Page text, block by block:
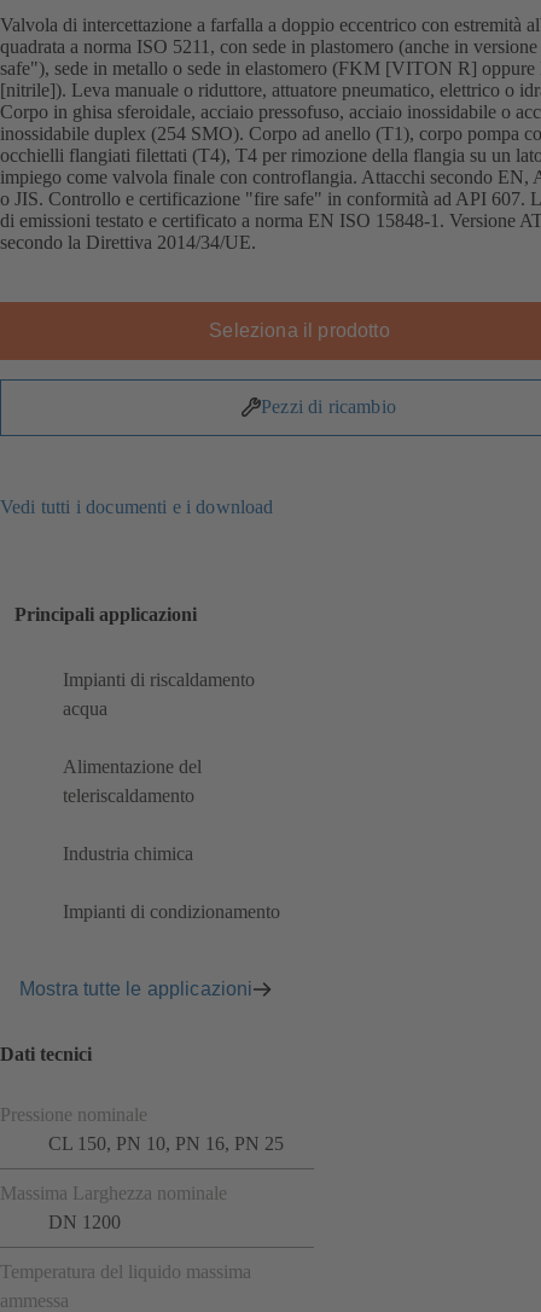
Valvola di intercettazione a farfalla a doppio eccentrico con estremità
quadrata a norma ISO 5211, con sede in plastomero (anche in
safe"), sede in metallo o sede in elastomero (FKM [VITON R]
[nitrile]). Leva manuale o riduttore, attuatore pneumatico, elettrico o
Corpo in ghisa sferoidale, acciaio pressofuso, acciaio inossidabile o
inossidabile duplex (254 SMO). Corpo ad anello (T1), corpo pompa
occhielli flangiati filettati (T4), T4 per rimozione della flangia su un
impiego come valvola finale con controflangia. Attacchi secondo EN,
o JIS. Controllo e certificazione "fire safe" in conformità ad API 607.
di emissioni testato e certificato a norma EN ISO 15848-1. Versione
secondo la Direttiva 2014/34/UE.
Seleziona il prodotto
Pezzi di ricambio
Vedi tutti i documenti e i download
Principali applicazioni
Impianti di riscaldamento
acqua
Alimentazione del
teleriscaldamento
Industria chimica
Impianti di condizionamento
Mostra tutte le applicazioni
Dati tecnici
Pressione nominale
CL 150, PN 10, PN 16, PN 25
Massima Larghezza nominale
DN 1200
Temperatura del liquido massima
ammessa